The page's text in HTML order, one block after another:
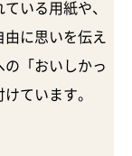
いる用紙や、
に思いを伝え
の「おいしかっ
ています。